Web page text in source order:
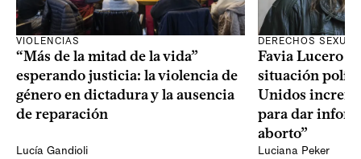
VIOLENCIAS
“Más de la mitad de la vida”
esperando justicia: la violencia de
género en dictadura y la ausencia
de reparación
Lucía Gandioli
DERECHOS
Favia Lucero
situación
Unidos
para dar
aborto”
Luciana Peker